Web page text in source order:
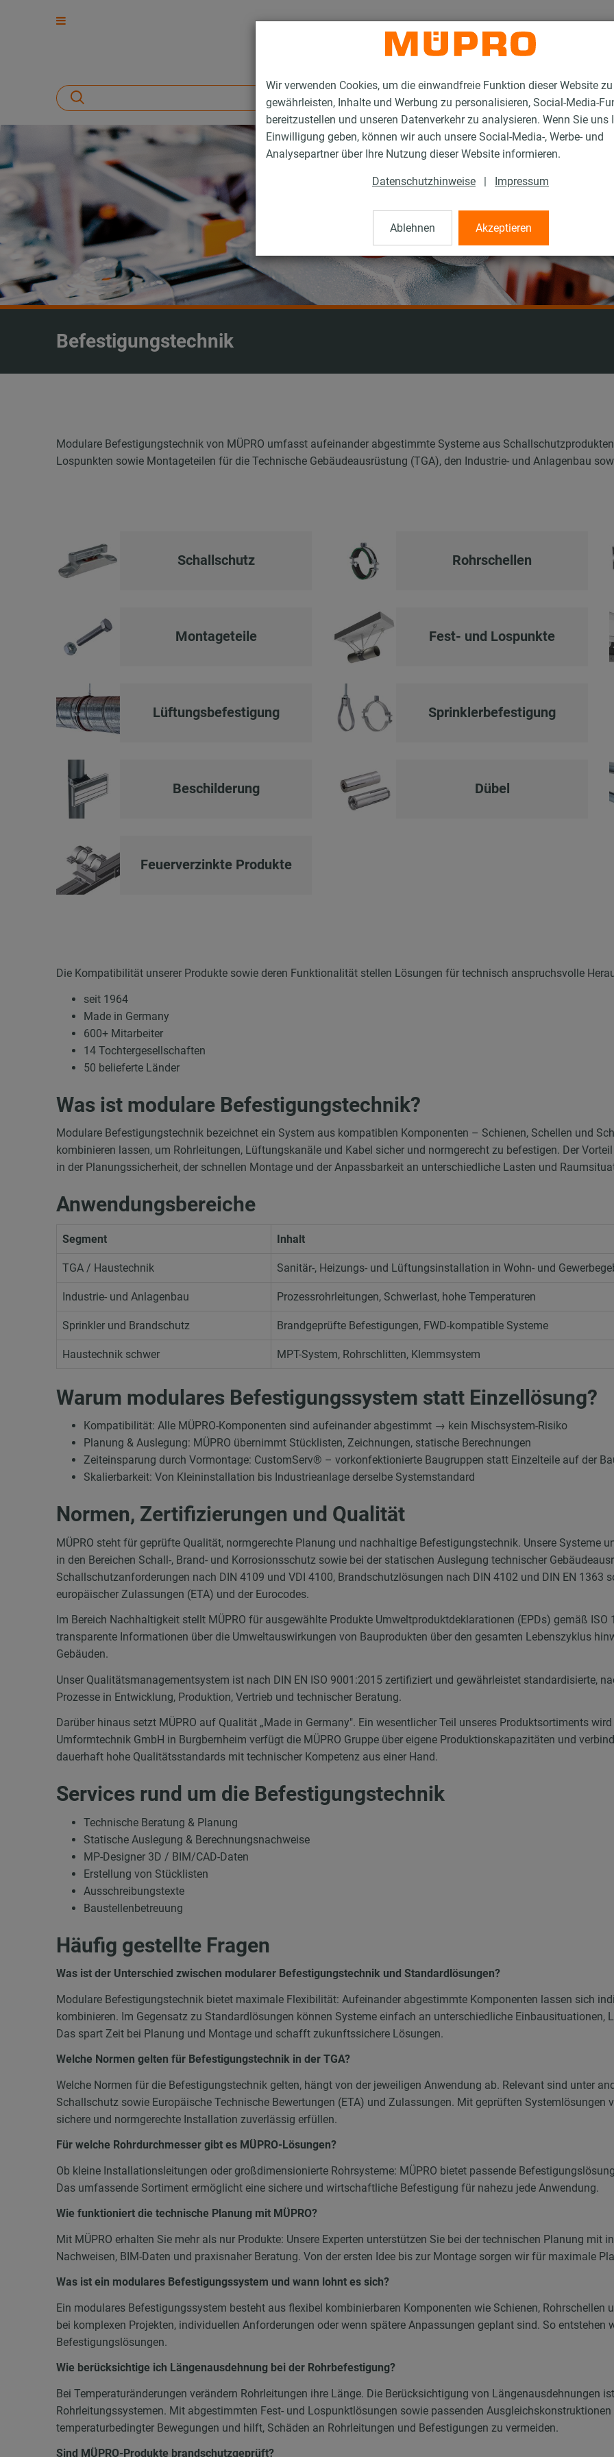
Wir verwenden Cookies, um die einwandfreie Funktion dieser Website zu
gewährleisten, Inhalte und Werbung zu personalisieren, Social-Media-
bereitzustellen und unseren Datenverkehr zu analysieren. Wenn Sie uns
Einwilligung geben, können wir auch unsere Social-Media-, Werbe- und
Analysepartner über Ihre Nutzung dieser Website informieren.
Datenschutzhinweise | Impressum
Ablehnen Akzeptieren
Befestigungstechnik
Modulare Befestigungstechnik von MÜPRO umfasst aufeinander abgestimmte Systeme aus
Lospunkten sowie Montageteilen für die Technische Gebäudeausrüstung (TGA), den Industrie- und Anlagenbau
Schallschutz Rohrschellen
Montageteile Fest- und Lospunkte
Lüftungsbefestigung Sprinklerbefestigung
Beschilderung Dübel
Feuerverzinkte Produkte
Die Kompatibilität unserer Produkte sowie deren Funktionalität stellen Lösungen für technisch anspruchsvolle
seit 1964
Made in Germany
600+ Mitarbeiter
14 Tochtergesellschaften
50 belieferte Länder
Was ist modulare Befestigungstechnik?
Modulare Befestigungstechnik bezeichnet ein System aus kompatiblen Komponenten – Schienen, Schellen und
kombinieren lassen, um Rohrleitungen, Lüftungskanäle und Kabel sicher und normgerecht zu befestigen. Der
in der Planungssicherheit, der schnellen Montage und der Anpassbarkeit an unterschiedliche Lasten und
Anwendungsbereiche
Segment Inhalt
TGA / Haustechnik Sanitär-, Heizungs- und Lüftungsinstallation in Wohn- und
Industrie- und Anlagenbau Prozessrohrleitungen, Schwerlast, hohe Temperaturen
Sprinkler und Brandschutz Brandgeprüfte Befestigungen, FWD-kompatible Systeme
Haustechnik schwer MPT-System, Rohrschlitten, Klemmsystem
Warum modulares Befestigungssystem statt Einzellösung?
Kompatibilität: Alle MÜPRO-Komponenten sind aufeinander abgestimmt → kein Mischsystem-Risiko
Planung & Auslegung: MÜPRO übernimmt Stücklisten, Zeichnungen, statische Berechnungen
Zeiteinsparung durch Vormontage: CustomServ® – vorkonfektionierte Baugruppen statt Einzelteile auf der
Skalierbarkeit: Von Kleininstallation bis Industrieanlage derselbe Systemstandard
Normen, Zertifizierungen und Qualität
MÜPRO steht für geprüfte Qualität, normgerechte Planung und nachhaltige Befestigungstechnik. Unsere Systeme
in den Bereichen Schall-, Brand- und Korrosionsschutz sowie bei der statischen Auslegung technischer
Schallschutzanforderungen nach DIN 4109 und VDI 4100, Brandschutzlösungen nach DIN 4102 und DIN EN 1363
europäischer Zulassungen (ETA) und der Eurocodes.
Im Bereich Nachhaltigkeit stellt MÜPRO für ausgewählte Produkte Umweltproduktdeklarationen (EPDs) gemäß ISO
transparente Informationen über die Umweltauswirkungen von Bauprodukten über den gesamten Lebenszyklus
Gebäuden.
Unser Qualitätsmanagementsystem ist nach DIN EN ISO 9001:2015 zertifiziert und gewährleistet standardisierte,
Prozesse in Entwicklung, Produktion, Vertrieb und technischer Beratung.
Darüber hinaus setzt MÜPRO auf Qualität „Made in Germany". Ein wesentlicher Teil unseres Produktsortiments
Umformtechnik GmbH in Burgbernheim verfügt die MÜPRO Gruppe über eigene Produktionskapazitäten und
dauerhaft hohe Qualitätsstandards mit technischer Kompetenz aus einer Hand.
Services rund um die Befestigungstechnik
Technische Beratung & Planung
Statische Auslegung & Berechnungsnachweise
MP-Designer 3D / BIM/CAD-Daten
Erstellung von Stücklisten
Ausschreibungstexte
Baustellenbetreuung
Häufig gestellte Fragen
Was ist der Unterschied zwischen modularer Befestigungstechnik und Standardlösungen?
Modulare Befestigungstechnik bietet maximale Flexibilität: Aufeinander abgestimmte Komponenten lassen sich
kombinieren. Im Gegensatz zu Standardlösungen können Systeme einfach an unterschiedliche Einbausituationen,
Das spart Zeit bei Planung und Montage und schafft zukunftssichere Lösungen.
Welche Normen gelten für Befestigungstechnik in der TGA?
Welche Normen für die Befestigungstechnik gelten, hängt von der jeweiligen Anwendung ab. Relevant sind unter
Schallschutz sowie Europäische Technische Bewertungen (ETA) und Zulassungen. Mit geprüften Systemlösungen
sichere und normgerechte Installation zuverlässig erfüllen.
Für welche Rohrdurchmesser gibt es MÜPRO-Lösungen?
Ob kleine Installationsleitungen oder großdimensionierte Rohrsysteme: MÜPRO bietet passende
Das umfassende Sortiment ermöglicht eine sichere und wirtschaftliche Befestigung für nahezu jede Anwendung.
Wie funktioniert die technische Planung mit MÜPRO?
Mit MÜPRO erhalten Sie mehr als nur Produkte: Unsere Experten unterstützen Sie bei der technischen Planung mit
Nachweisen, BIM-Daten und praxisnaher Beratung. Von der ersten Idee bis zur Montage sorgen wir für maximale
Was ist ein modulares Befestigungssystem und wann lohnt es sich?
Ein modulares Befestigungssystem besteht aus flexibel kombinierbaren Komponenten wie Schienen, Rohrschellen
bei komplexen Projekten, individuellen Anforderungen oder wenn spätere Anpassungen geplant sind. So
Befestigungslösungen.
Wie berücksichtige ich Längenausdehnung bei der Rohrbefestigung?
Bei Temperaturänderungen verändern Rohrleitungen ihre Länge. Die Berücksichtigung von Längenausdehnungen
Rohrleitungssystemen. Mit abgestimmten Fest- und Lospunktlösungen sowie passenden
temperaturbedingter Bewegungen und hilft, Schäden an Rohrleitungen und Befestigungen zu vermeiden.
Sind MÜPRO-Produkte brandschutzgeprüft?